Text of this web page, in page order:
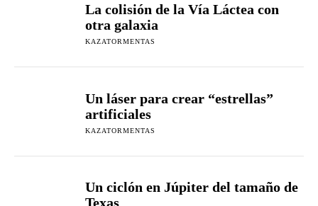
La colisión de la Vía Láctea con
otra galaxia
KAZATORMENTAS
Un láser para crear “estrellas”
artificiales
KAZATORMENTAS
Un ciclón en Júpiter del tamaño de
Texas